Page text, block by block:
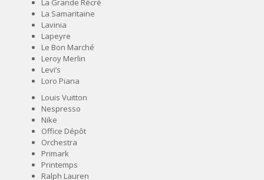
La Samaritaine
Lavinia
Lapeyre
Le Bon Marché
Leroy Merlin
Levi’s
Loro Piana
Louis Vuitton
Nespresso
Nike
Office Dépôt
Orchestra
Primark
Printemps
Ralph Lauren